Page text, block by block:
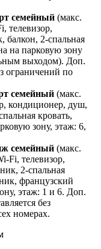
семейный (макс.
телевизор,
балкон, 2-спальная
на парковую зону
выходом). Доп.
ограничений по
семейный (макс.
кондиционер, душ,
кровать,
зону, этаж: 6,
семейный (макс.
Fi, телевизор,
2-спальная
французский
этаж: 1 и 6. Доп.
без
номерах.